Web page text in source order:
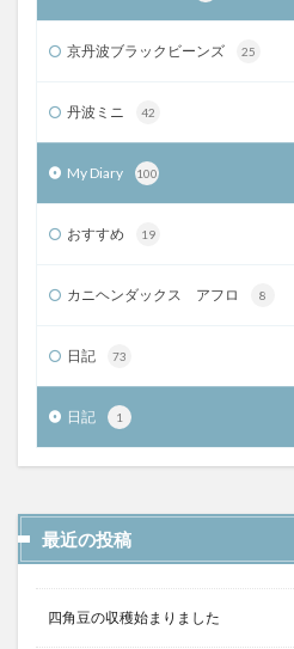
京丹波ブラックビーンズ 25
丹波ミニ 42
My Diary 100
おすすめ 19
カニヘンダックス アフロ 8
日記 73
日記 1
最近の投稿
四角豆の収穫始まりました